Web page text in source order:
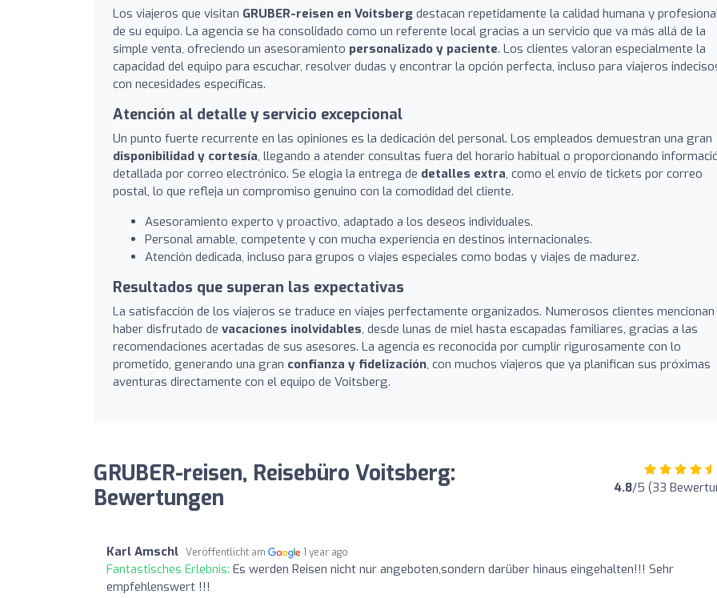
Los viajeros que visitan GRUBER-reisen en Voitsberg destacan repetidamente la calidad humana y
de su equipo. La agencia se ha consolidado como un referente local gracias a un servicio que va más allá de la
simple venta, ofreciendo un asesoramiento personalizado y paciente. Los clientes valoran especialmente la
capacidad del equipo para escuchar, resolver dudas y encontrar la opción perfecta, incluso para viajeros
con necesidades específicas.
Atención al detalle y servicio excepcional
Un punto fuerte recurrente en las opiniones es la dedicación del personal. Los empleados demuestran una gran
disponibilidad y cortesía, llegando a atender consultas fuera del horario habitual o proporcionando
detallada por correo electrónico. Se elogia la entrega de detalles extra, como el envío de tickets por correo
postal, lo que refleja un compromiso genuino con la comodidad del cliente.
Asesoramiento experto y proactivo, adaptado a los deseos individuales.
Personal amable, competente y con mucha experiencia en destinos internacionales.
Atención dedicada, incluso para grupos o viajes especiales como bodas y viajes de madurez.
Resultados que superan las expectativas
La satisfacción de los viajeros se traduce en viajes perfectamente organizados. Numerosos clientes mencionan
haber disfrutado de vacaciones inolvidables, desde lunas de miel hasta escapadas familiares, gracias a las
recomendaciones acertadas de sus asesores. La agencia es reconocida por cumplir rigurosamente con lo
prometido, generando una gran confianza y fidelización, con muchos viajeros que ya planifican sus próximas
aventuras directamente con el equipo de Voitsberg.
GRUBER-reisen, Reisebüro Voitsberg:
Bewertungen
4.8/5 (33
Karl Amschl Veröffentlicht am 1 year ago
Fantastisches Erlebnis: Es werden Reisen nicht nur angeboten,sondern darüber hinaus eingehalten!!! Sehr
empfehlenswert !!!